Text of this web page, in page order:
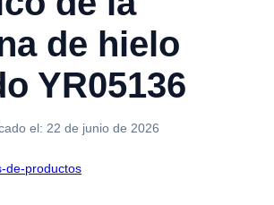
de hielo
YR05136
el: 22 de junio de 2026
de-productos